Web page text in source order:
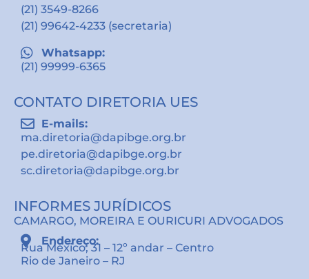
(21) 3549-8266
(21) 99642-4233 (secretaria)
Whatsapp:
(21) 99999-6365
CONTATO DIRETORIA UES
E-mails:
ma.diretoria@dapibge.org.br
pe.diretoria@dapibge.org.br
sc.diretoria@dapibge.org.br
INFORMES JURÍDICOS
CAMARGO, MOREIRA E OURICURI ADVOGADOS
Endereço:
Rua México, 31 – 12º andar – Centro
Rio de Janeiro – RJ